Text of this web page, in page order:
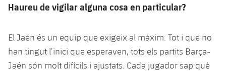
Haureu de vigilar alguna cosa en particular?
El Jaén és un equip que exigeix al màxim. Tot i que no
han tingut l’inici que esperaven, tots els partits Barça-
Jaén són molt difícils i ajustats. Cada jugador sap què